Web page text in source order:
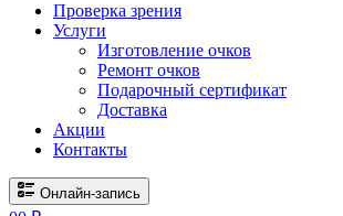
Проверка зрения
Услуги
Изготовление очков
Ремонт очков
Подарочный сертификат
Доставка
Акции
Контакты
Онлайн-запись